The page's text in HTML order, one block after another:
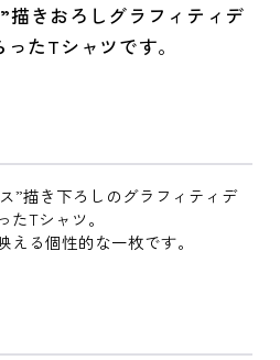
描きおろしグラフィティデ
たTシャツです。
”描き下ろしのグラフィティデ
Tシャツ。
る個性的な一枚です。